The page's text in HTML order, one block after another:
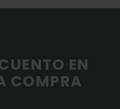
EN
COMPRA